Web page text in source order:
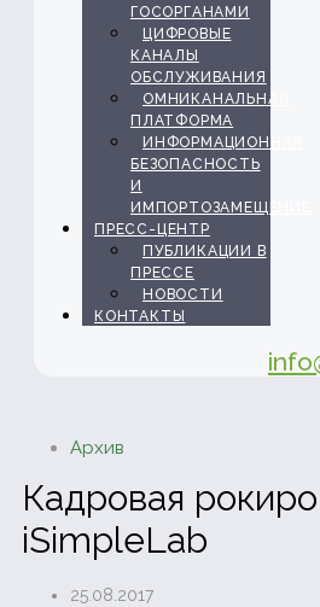
ГОСОРГАНАМИ
ЦИФРОВЫЕ
КАНАЛЫ
ОБСЛУЖИВАНИЯ
ОМНИКАНАЛЬНАЯ
ПЛАТФОРМА
ИНФОРМАЦИОННАЯ
БЕЗОПАСНОСТЬ
И
ИМПОРТОЗАМЕЩЕНИЕ
ПРЕСС-ЦЕНТР
ПУБЛИКАЦИИ В
ПРЕССЕ
НОВОСТИ
КОНТАКТЫ
Архив
Кадровая
iSimpleLab
25.08.2017